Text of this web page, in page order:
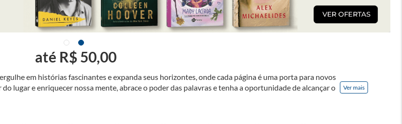
em histórias fascinantes e expanda seus horizontes, onde cada página é uma porta para novos
lugar e enriquecer nossa mente, abrace o poder das palavras e tenha a oportunidade de alcançar o
a sua! Tenha certeza, temos o livro perfeito para você!
Ver mais
até R$ 50,00